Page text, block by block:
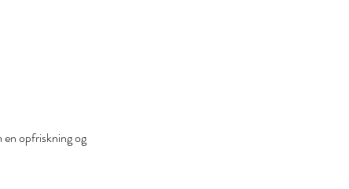
en opfriskning og